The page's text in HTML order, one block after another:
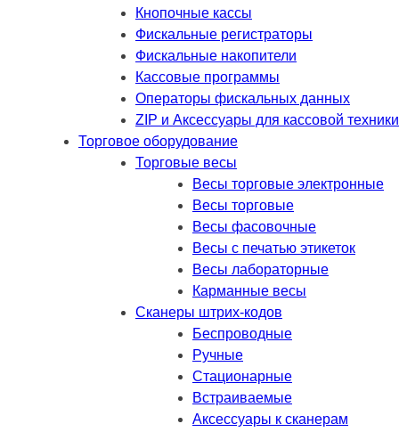
Кнопочные кассы
Фискальные регистраторы
Фискальные накопители
Кассовые программы
Операторы фискальных данных
ZIP и Аксессуары для кассовой техники
Торговое оборудование
Торговые весы
Весы торговые электронные
Весы торговые
Весы фасовочные
Весы с печатью этикеток
Весы лабораторные
Карманные весы
Сканеры штрих-кодов
Беспроводные
Ручные
Стационарные
Встраиваемые
Аксессуары к сканерам